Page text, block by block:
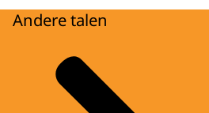
Andere talen